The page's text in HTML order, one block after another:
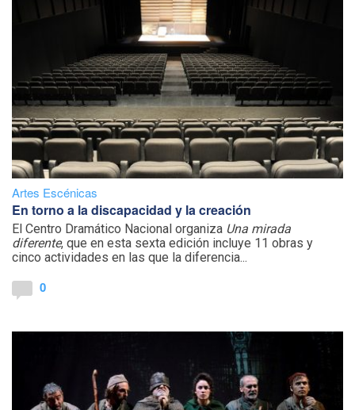
Artes Escénicas
En torno a la discapacidad y la creación
El Centro Dramático Nacional organiza Una mirada
diferente, que en esta sexta edición incluye 11 obras y
cinco actividades en las que la diferencia...
0